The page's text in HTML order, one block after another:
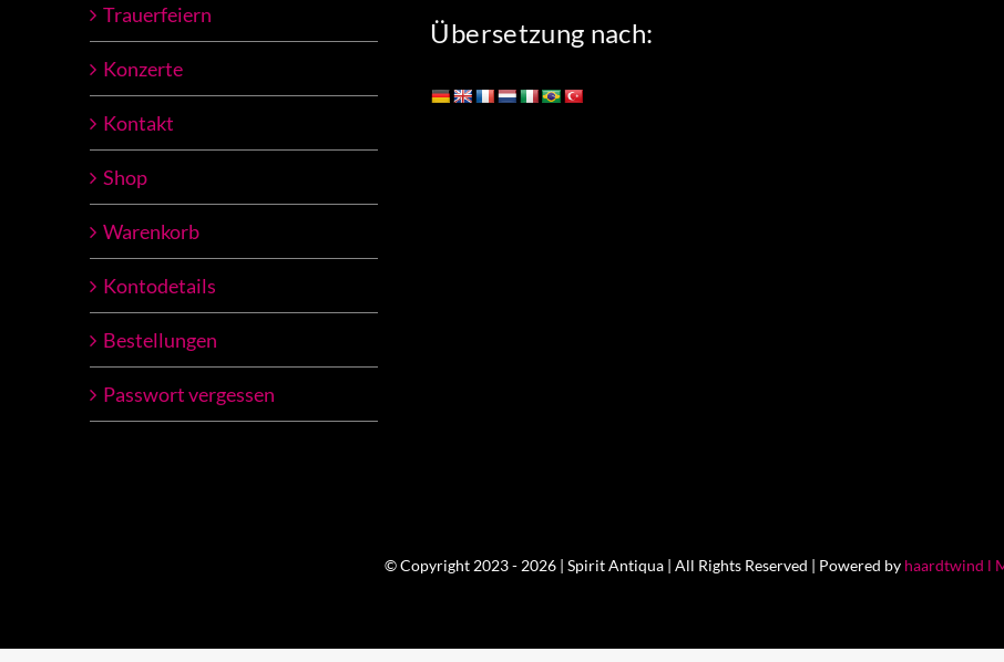
Trauerfeiern
Konzerte
Kontakt
Shop
Warenkorb
Kontodetails
Bestellungen
Passwort vergessen
Übersetzung nach:
© Copyright 2023 - 2026 | Spirit Antiqua | All Rights Reserved | Powered by haardtwind l